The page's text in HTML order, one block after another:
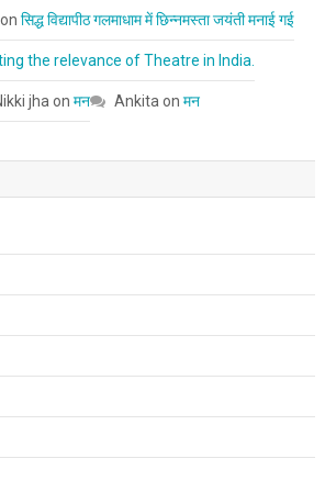
सिद्ध विद्यापीठ गलमाधाम में छिन्नमस्ता जयंती मनाई गई
the relevance of Theatre in India.
jha on मन Ankita on मन